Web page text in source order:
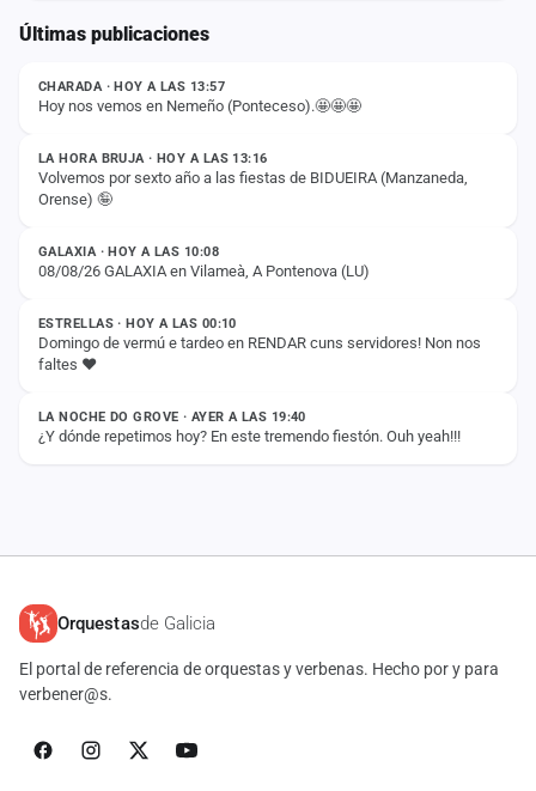
Últimas publicaciones
ESTADO
CHARADA · HOY A LAS 13:57
Hoy nos vemos en Nemeño (Ponteceso).🤩🤩🤩
ESTADO
LA HORA BRUJA · HOY A LAS 13:16
Volvemos por sexto año a las fiestas de BIDUEIRA (Manzaneda,
Orense) 🤪
ESTADO
GALAXIA · HOY A LAS 10:08
08/08/26 GALAXIA en Vilameà, A Pontenova (LU)
ESTADO
ESTRELLAS · HOY A LAS 00:10
Domingo de vermú e tardeo en RENDAR cuns servidores! Non nos
faltes ❤️
ESTADO
LA NOCHE DO GROVE · AYER A LAS 19:40
¿Y dónde repetimos hoy? En este tremendo fiestón. Ouh yeah!!!
Orquestasde Galicia
El portal de referencia de orquestas y verbenas. Hecho por y para
verbener@s.